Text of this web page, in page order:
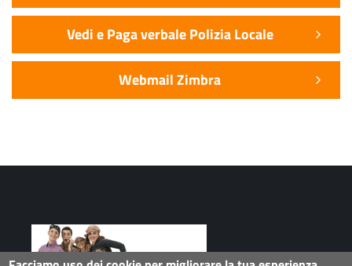
Vedi e Paga verbale Polizia Locale
Webmail Zimbra